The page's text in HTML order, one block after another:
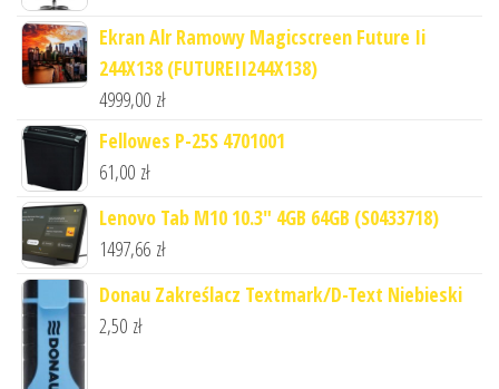
Ekran Alr Ramowy Magicscreen Future Ii
244X138 (FUTUREII244X138)
4999,00 zł
Fellowes P-25S 4701001
61,00 zł
Lenovo Tab M10 10.3" 4GB 64GB (S0433718)
1497,66 zł
Donau Zakreślacz Textmark/D-Text Niebieski
2,50 zł